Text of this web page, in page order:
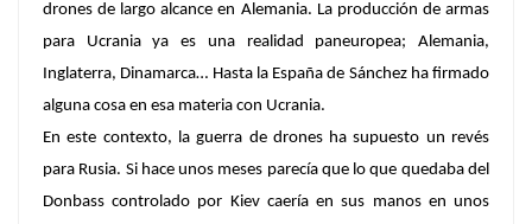
drones de largo alcance en Alemania. La producción de armas
para Ucrania ya es una realidad paneuropea; Alemania,
Inglaterra, Dinamarca… Hasta la España de Sánchez ha firmado
alguna cosa en esa materia con Ucrania.
En este contexto, la guerra de drones ha supuesto un revés
para Rusia. Si hace unos meses parecía que lo que quedaba del
Donbass controlado por Kiev caería en sus manos en unos